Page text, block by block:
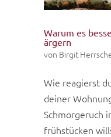
Warum es
ärgern
von Birgit
Wie reagierst
deiner
Schmorgeruch
frühstücken